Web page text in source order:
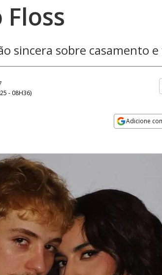
sincera sobre casamento
- 08H36)
Adicione